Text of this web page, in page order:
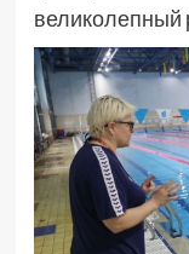
великолепный